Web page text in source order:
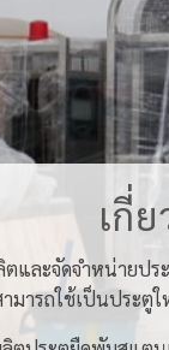
เกี่
และจัดจำหน่ายป
ารถใช้เป็นประตู